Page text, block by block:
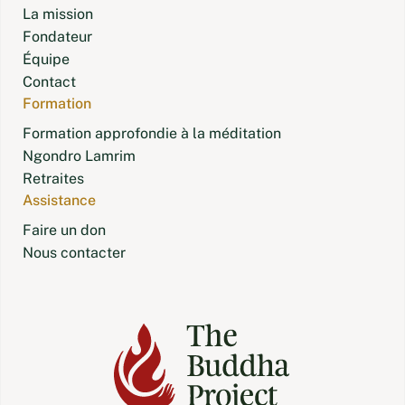
La mission
Fondateur
Équipe
Contact
Formation
Formation approfondie à la méditation
Ngondro Lamrim
Retraites
Assistance
Faire un don
Nous contacter